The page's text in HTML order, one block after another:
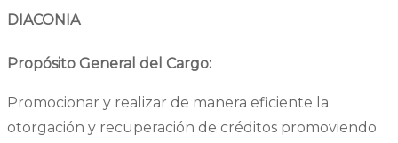
DIACONIA
Propósito General del Cargo:
Promocionar y realizar de manera eficiente la
otorgación y recuperación de créditos promoviendo